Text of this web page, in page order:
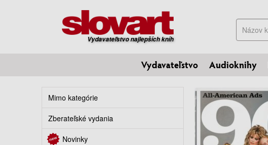
Vydavateľstvo najlepších kníh
Hľadať
Vydavateľstvo Audioknihy
Mimo kategórie
Zberateľské vydania
Novinky